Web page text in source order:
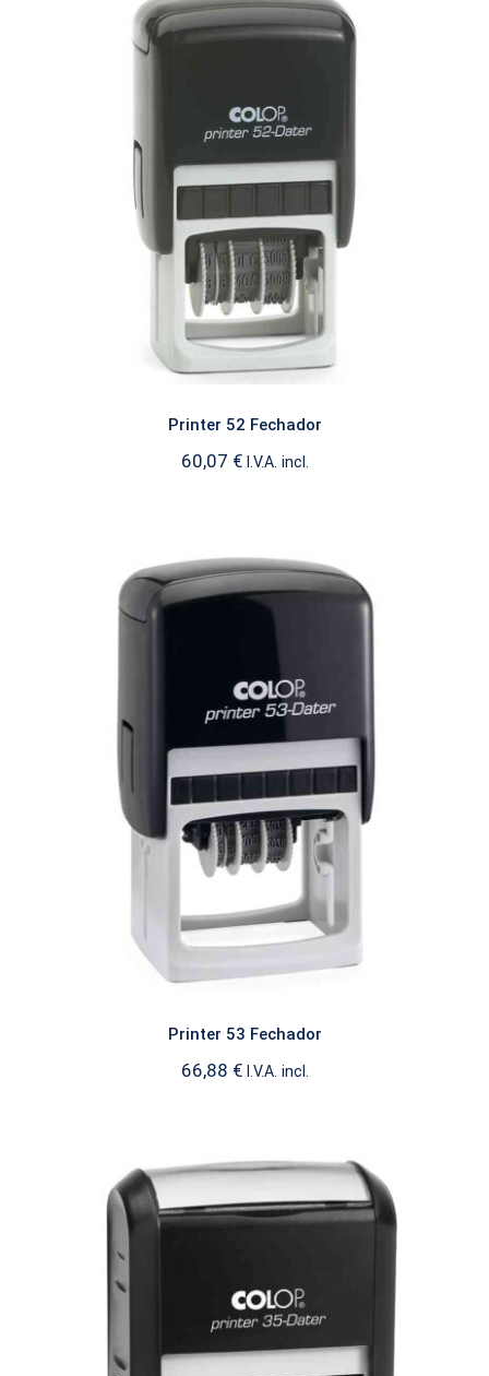
Printer 52 Fechador
FECHADORES
Printer 52 Fechador
60,07 € I.V.A. incl.
Printer 53 Fechador
FECHADORES
Printer 53 Fechador
66,88 € I.V.A. incl.
Printer 35 Fechador